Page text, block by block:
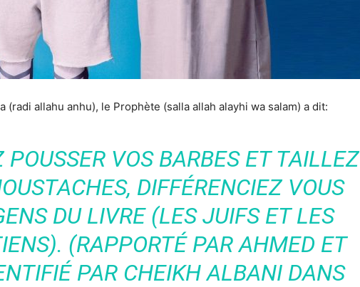
(radi allahu anhu), le Prophète (salla allah alayhi wa salam) a dit:
POUSSER VOS BARBES ET TAILLEZ
DIFFÉRENCIEZ VOUS
DU LIVRE (LES JUIFS ET LES
(RAPPORTÉ PAR AHMED ET
PAR CHEIKH ALBANI DANS